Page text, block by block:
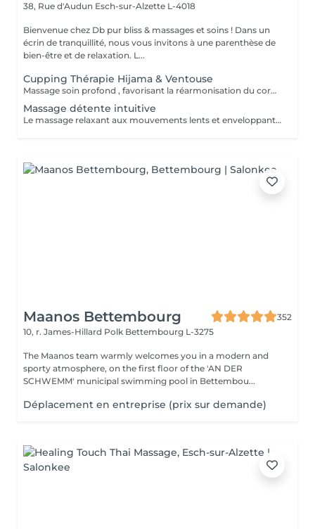
38, Rue d'Audun Esch-sur-Alzette L-4018
Bienvenue chez Db pur bliss & massages et soins ! Dans un
écrin de tranquillité, nous vous invitons à une parenthèse de
bien-être et de relaxation. L...
Cupping Thérapie Hijama & Ventouse
Massage soin profond , favorisant la réarmonisation du corp et de l'esprit . Tensions musculaires , articulaires , régénération , améliore les défenses immunitaire . Soulage les douleurs chroniques de multiples maladies, tensions nerveuses , migraines. Et bien plus encore .
Massage détente intuitive
Le massage relaxant aux mouvements lents et enveloppants, idéal pour relâcher les tensions et apaiser l'esprit. .
Maanos Bettembourg
352
10, r. James-Hillard Polk Bettembourg L-3275
The Maanos team warmly welcomes you in a modern and
sporty atmosphere, on the first floor of the 'AN DER
SCHWEMM' municipal swimming pool in Bettembou...
Déplacement en entreprise (prix sur demande)